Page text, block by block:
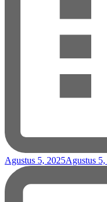
Agustus 5, 2025Agustus